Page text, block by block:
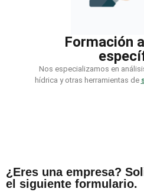
Formación
Nos especializamos en
hídrica y otras herramientas de
¿Eres una empresa?
el siguiente formulario.